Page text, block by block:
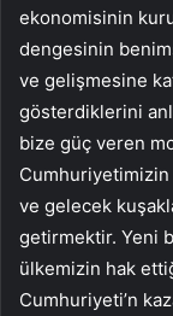
ekonomisinin
dengesinin
ve gelişmesine
gösterdiklerini
bize güç veren
Cumhuriyetimizin
ve gelecek
getirmektir. Yeni
ülkemizin hak
Cumhuriyeti’n